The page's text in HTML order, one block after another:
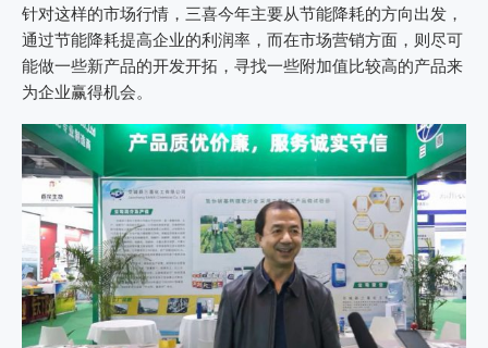
针对这样的市场行情，三喜今年主要从节能降耗的方向出发，
通过节能降耗提高企业的利润率，而在市场营销方面，则尽可
能做一些新产品的开发开拓，寻找一些附加值比较高的产品来
为企业赢得机会。